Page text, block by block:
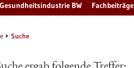
Gesundheitsindustrie BW Fachbeiträge
Suche